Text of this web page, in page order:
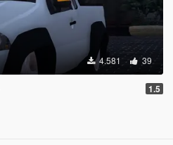
4.581 39
1.5